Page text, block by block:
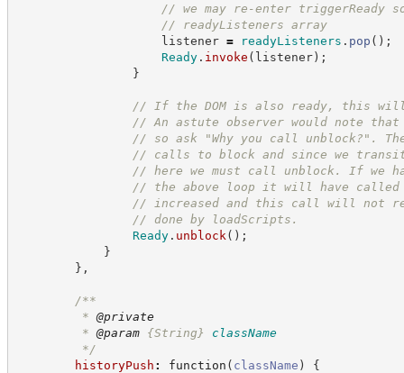
// we may re-enter triggerReady
// readyListeners array
listener = readyListeners . pop ( ) ;
Ready. invoke ( listener) ;
}
// If the DOM is also ready, this
// An astute observer would note that
// so ask "Why you call unblock?".
// calls to block and since we
// here we must call unblock. If we
// the above loop it will have called
// increased and this call will not
// done by loadScripts.
Ready. unblock ( ) ;
}
} ,
/**
* @private
* @param {String}
className
*/
historyPush : function ( className )
{